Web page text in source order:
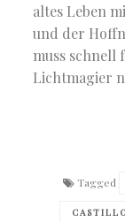
altes Leben
und der
muss schnell
Lichtmagier
Tagged